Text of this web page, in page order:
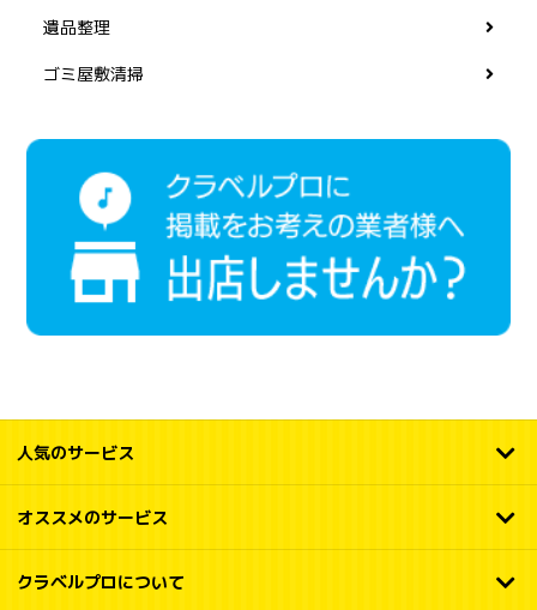
遺品整理
ゴミ屋敷清掃
人気のサービス
オススメのサービス
クラベルプロについて